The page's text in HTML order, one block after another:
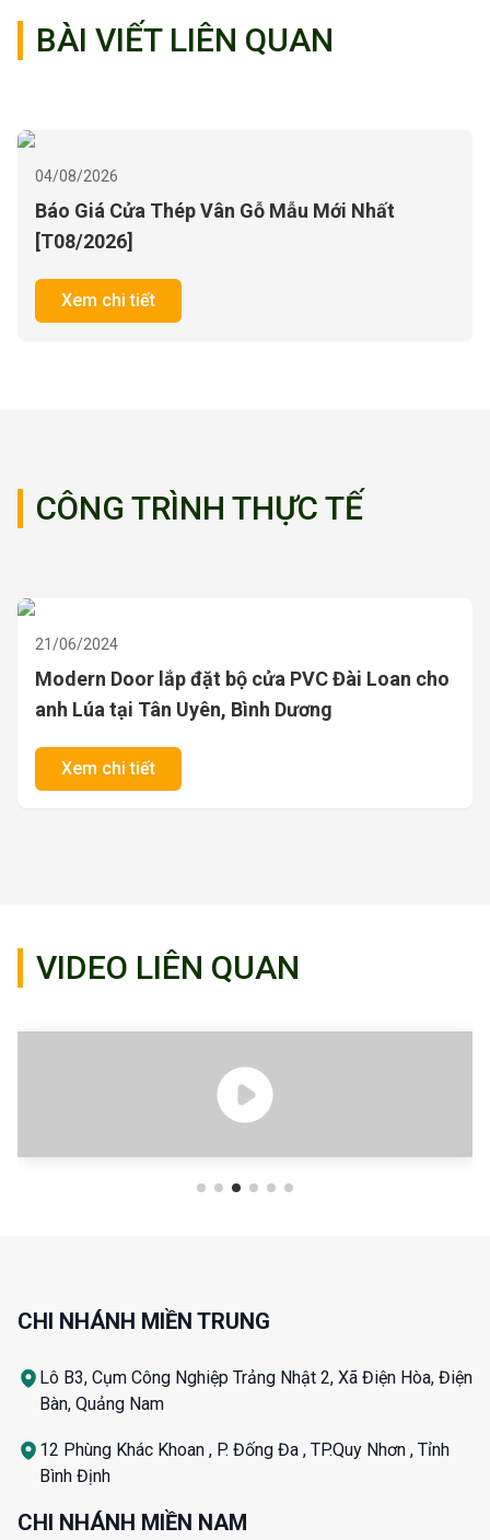
BÀI VIẾT LIÊN QUAN
03/08/2026
Báo giá cửa phòng ngủ đẹp, 100+ mẫu mới
nhất năm 2026
Xem chi tiết
CÔNG TRÌNH THỰC TẾ
21/06/2024
Lắp đặt bộ cửa Composite nhựa gỗ Đài Loan
cho anh Tâm tại Châu Đốc, An Giang
Xem chi tiết
VIDEO LIÊN QUAN
CHI NHÁNH MIỀN TRUNG
Lô B3, Cụm Công Nghiệp Trảng Nhật 2, Xã Điện Hòa, Điện
Bàn, Quảng Nam
12 Phùng Khác Khoan , P. Đống Đa , TP.Quy Nhơn , Tỉnh
Bình Định
CHI NHÁNH MIỀN NAM